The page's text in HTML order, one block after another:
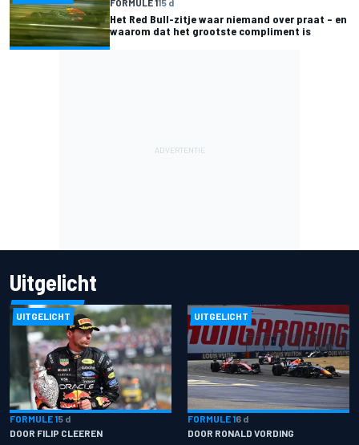
Het Red Bull-zitje waar niemand over praat – en
waarom dat het grootste compliment is
Uitgelicht
UITGELICHT
FORMULE 15 d
DOOR FILIP CLEEREN
UITGELICHT
FORMULE 16 d
DOOR RONALD VORDING